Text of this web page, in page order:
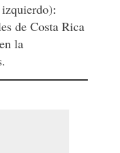
de Costa Rica
la